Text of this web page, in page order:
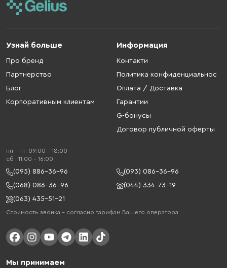
Узнай больше
Про бренд
Партнерство
Блог
Корпоративным клиентам
Информация
Контакти
Политика конфиденциальнос
Оплата / Доставка
Гарантии
G-бонусы
Договор публичной оферты
пн - пт: 09:00 - 18:00
cб : 11:00 - 16:00
(095) 886-36-96
(093) 086-36-96
(068) 086-36-96
(044) 334-73-19
(063) 435-51-21
Стоимость звонка – согласно тарифам Вашего оператора
Мы принимаем